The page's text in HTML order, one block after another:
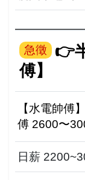
急徵
👉
傅】
【水電帥傅
傅 2600〜
姐 廣告勿
日薪